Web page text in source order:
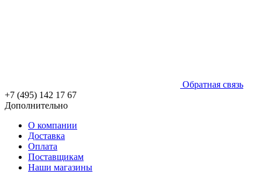
Обратная связь
+7 (495) 142 17 67
Дополнительно
О компании
Доставка
Оплата
Поставщикам
Наши магазины